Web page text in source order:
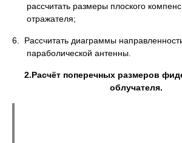
рассчитать размеры плоского
отражателя;
6. Рассчитать диаграммы
параболической антенны.
2.Расчёт поперечных размеров
облучателя.